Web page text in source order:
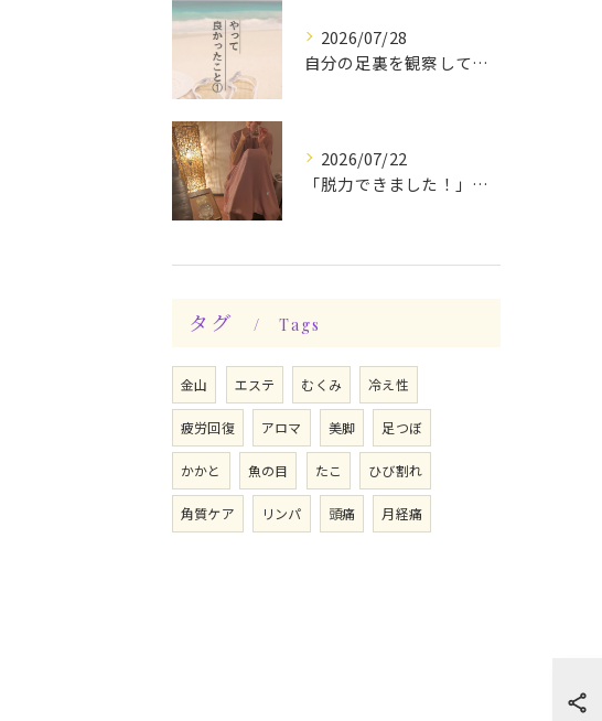
2026/07/28
自分の足裏を観察してみる！やって良かったぁ〜♪
2026/07/22
「脱力できました！」今日は私の時間♪全身メンテナンスデー☆
タグ Tags
金山 エステ むくみ 冷え性
疲労回復 アロマ 美脚 足つぼ
かかと 魚の目 たこ ひび割れ
角質ケア リンパ 頭痛 月経痛